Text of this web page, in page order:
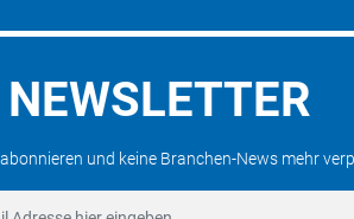
NEWSLETTER
und keine Branchen-News mehr